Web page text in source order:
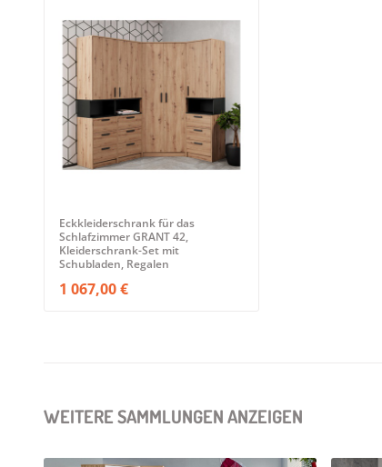
Eckkleiderschrank für das
Schlafzimmer GRANT 42,
Kleiderschrank-Set mit
Schubladen, Regalen
1 067,00 €
WEITERE SAMMLUNGEN ANZEIGEN